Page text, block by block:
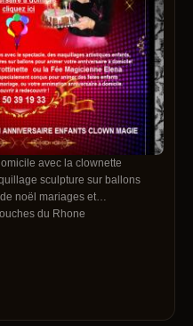
avec la clownette
sculpture sur ballons
noël mariages et
du Rhone